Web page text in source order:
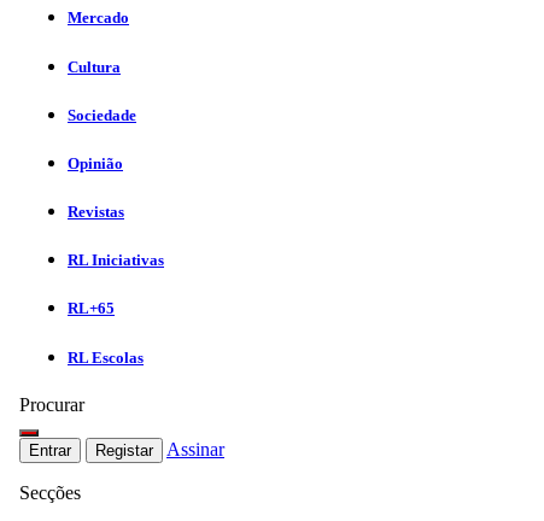
Mercado
Cultura
Sociedade
Opinião
Revistas
RL Iniciativas
RL+65
RL Escolas
Procurar
Entrar Registar Assinar
Secções